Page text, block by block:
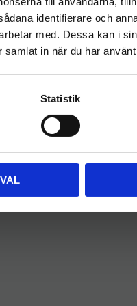
identifierare och
med. Dessa kan i
in när du har
Statistik
PRIVAT
Priser visas inkl. moms